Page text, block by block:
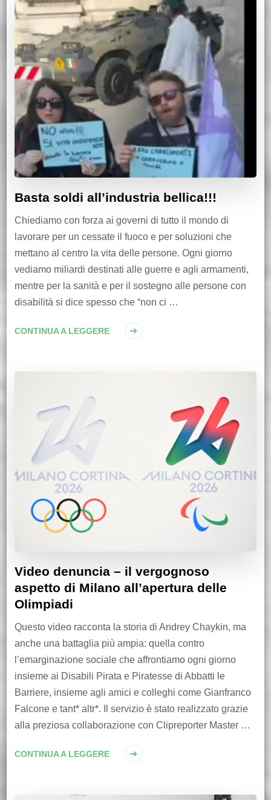
Basta soldi all’industria bellica!!!
Chiediamo con forza ai governi di tutto il mondo di
lavorare per un cessate il fuoco e per soluzioni che
mettano al centro la vita delle persone. Ogni giorno
vediamo miliardi destinati alle guerre e agli armamenti,
mentre per la sanità e per il sostegno alle persone con
disabilità si dice spesso che “non ci …
CONTINUA A LEGGERE
Video denuncia – il vergognoso
aspetto di Milano all’apertura delle
Olimpiadi
Questo video racconta la storia di Andrey Chaykin, ma
anche una battaglia più ampia: quella contro
l’emarginazione sociale che affrontiamo ogni giorno
insieme ai Disabili Pirata e Piratesse di Abbatti le
Barriere, insieme agli amici e colleghi come Gianfranco
Falcone e tant* altr*. Il servizio è stato realizzato grazie
alla preziosa collaborazione con Clipreporter Master …
CONTINUA A LEGGERE